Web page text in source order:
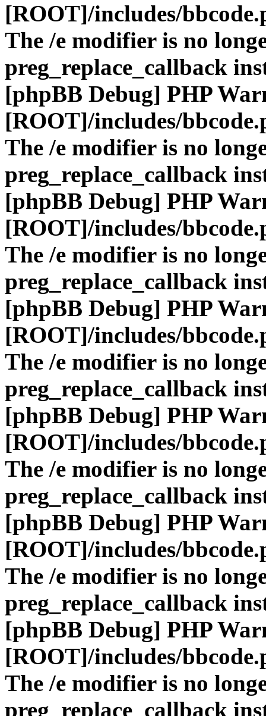
[ROOT]/includes/
The /e modifier is no
preg_replace_callback
[phpBB Debug] PHP
[ROOT]/includes/
The /e modifier is no
preg_replace_callback
[phpBB Debug] PHP
[ROOT]/includes/
The /e modifier is no
preg_replace_callback
[phpBB Debug] PHP
[ROOT]/includes/
The /e modifier is no
preg_replace_callback
[phpBB Debug] PHP
[ROOT]/includes/
The /e modifier is no
preg_replace_callback
[phpBB Debug] PHP
[ROOT]/includes/
The /e modifier is no
preg_replace_callback
[phpBB Debug] PHP
[ROOT]/includes/
The /e modifier is no
preg_replace_callback